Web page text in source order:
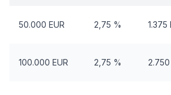
50.000 EUR 2,75 % 1.375
100.000 EUR 2,75 % 2.750